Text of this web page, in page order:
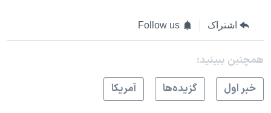
اشتراک Follow us
همچنبن ببینید:
خبر اول
گزيده‌ها آمريکا